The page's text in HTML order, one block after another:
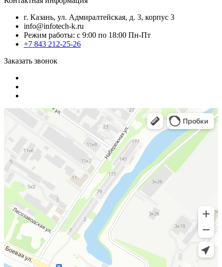
г. Казань, ул. Адмиралтейская, д. 3, корпус 3
info@infotech-k.ru
Режим работы: с 9:00 по 18:00 Пн-Пт
+7 843 212-25-26
Заказать звонок